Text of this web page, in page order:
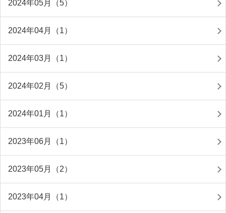
2024年05月（5）
2024年04月（1）
2024年03月（1）
2024年02月（5）
2024年01月（1）
2023年06月（1）
2023年05月（2）
2023年04月（1）